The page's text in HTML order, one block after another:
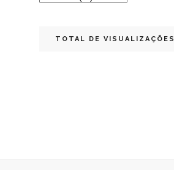
TOTAL DE VISUALIZAÇÕES